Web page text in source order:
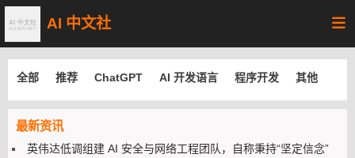
AI 中文社
全部 推荐 ChatGPT AI 开发语言 程序开发 其他
最新资讯
英伟达低调组建 AI 安全与网络工程团队，自称秉持“坚定信念”